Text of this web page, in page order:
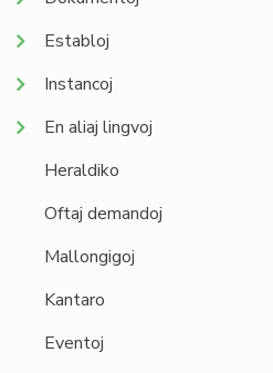
Establoj
Instancoj
En aliaj lingvoj
Heraldiko
Oftaj demandoj
Mallongigoj
Kantaro
Eventoj